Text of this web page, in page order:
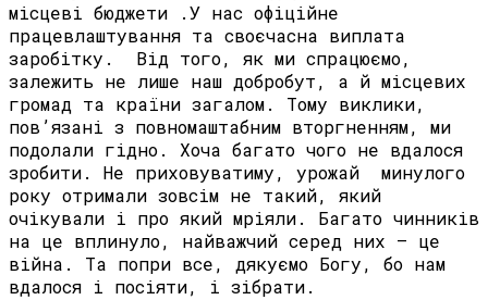
місцеві бюджети .У нас офіційне
працевлаштування та своєчасна виплата
заробітку. Від того, як ми спрацюємо,
залежить не лише наш добробут, а й місцевих
громад та країни загалом. Тому виклики,
пов’язані з повномаштабним вторгненням, ми
подолали гідно. Хоча багато чого не вдалося
зробити. Не приховуватиму, урожай минулого
року отримали зовсім не такий, який
очікували і про який мріяли. Багато чинників
на це вплинуло, найважчий серед них – це
війна. Та попри все, дякуємо Богу, бо нам
вдалося і посіяти, і зібрати.